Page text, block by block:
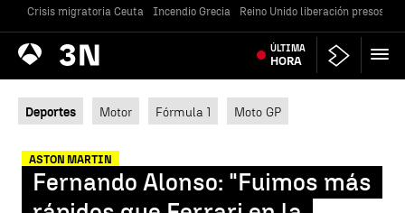
Crisis migratoria Ceuta Incendio Grecia Reino Unido liberación presos
Antena
3 Noticias ÚLTIMA
HORA
Deportes Motor Fórmula 1 Moto GP
ASTON MARTIN
Fernando Alonso: "Fuimos más